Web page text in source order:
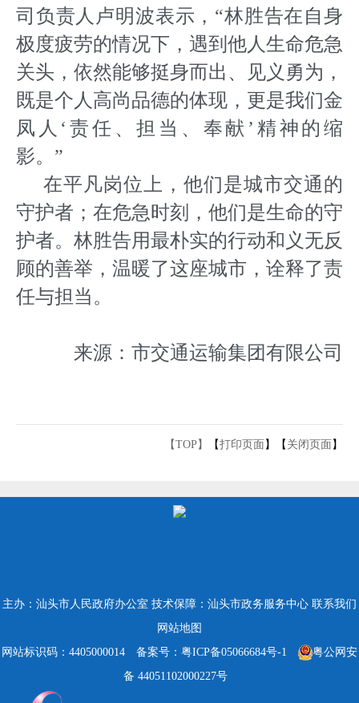
司负责人卢明波表示，“林胜告在自身
极度疲劳的情况下，遇到他人生命危急
关头，依然能够挺身而出、见义勇为，
既是个人高尚品德的体现，更是我们金
凤人‘责任、担当、奉献’精神的缩
影。”
在平凡岗位上，他们是城市交通的
守护者；在危急时刻，他们是生命的守
护者。林胜告用最朴实的行动和义无反
顾的善举，温暖了这座城市，诠释了责
任与担当。
来源：市交通运输集团有限公司
【TOP】 【打印页面】【 关闭页面】
主办：汕头市人民政府办公室 技术保障：汕头市政务服务中心 联系我们
网站地图
网站标识码：4405000014
备案号：粤ICP备05066684号-1
粤公网安
备 44051102000227号